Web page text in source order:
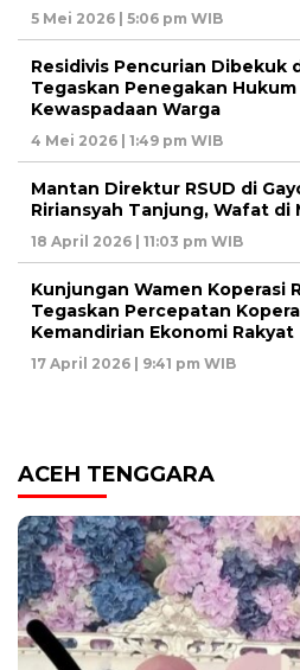
5 Mei 2026 | 5:06 pm WIB
Residivis Pencurian Dibekuk
Tegaskan Penegakan
Kewaspadaan Warga
4 Mei 2026 | 1:49 pm WIB
Mantan Direktur RSUD di
Ririansyah Tanjung, Wafat di
18 April 2026 | 11:03 pm WIB
Kunjungan Wamen Koperasi
Tegaskan Percepatan
Kemandirian Ekonomi Rakyat
17 April 2026 | 9:41 pm WIB
ACEH TENGGARA